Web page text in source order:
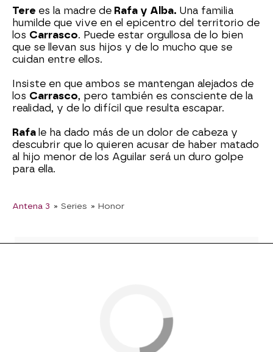
Tere es la madre de Rafa y Alba. Una familia
humilde que vive en el epicentro del territorio de
los Carrasco. Puede estar orgullosa de lo bien
que se llevan sus hijos y de lo mucho que se
cuidan entre ellos.
Insiste en que ambos se mantengan alejados de
los Carrasco, pero también es consciente de la
realidad, y de lo difícil que resulta escapar.
Rafa le ha dado más de un dolor de cabeza y
descubrir que lo quieren acusar de haber matado
al hijo menor de los Aguilar será un duro golpe
para ella.
Antena 3 » Series » Honor